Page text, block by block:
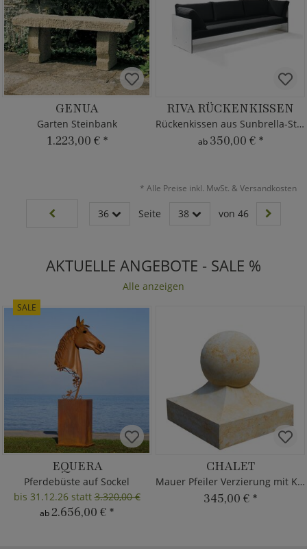
GENUA
Garten Steinbank
1.223,00 € *
RIVA RÜCKENKISSEN
Rückenkissen aus Sunbrella-Stoff
ab 350,00 € *
* Alle Preise inkl. MwSt. & Versandkosten
36 Seite 38 von 46
AKTUELLE ANGEBOTE - SALE %
Alle anzeigen
SALE
EQUERA
Pferdebüste auf Sockel
bis 31.12.26 statt3.320,00 €
ab2.656,00 € *
CHALET
Mauer Pfeiler Verzierung mit Kugel
345,00 € *